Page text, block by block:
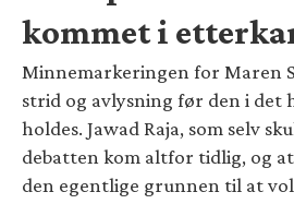
kommet i
Minnemarkeringen for Maren
strid og avlysning før den i det
holdes. Jawad Raja, som selv
debatten kom altfor tidlig, og
den egentlige grunnen til at